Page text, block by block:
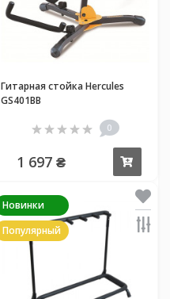
Гитарная стойка Hercules
GS401BB
0
1 697 ₴
Новинки
Популярный